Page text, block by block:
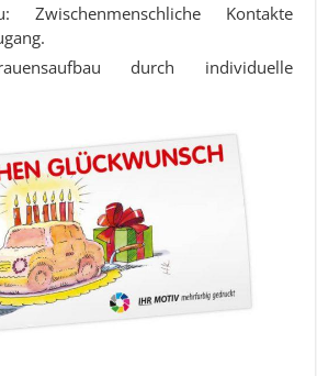
Zwischenmenschliche Kontakte
durch individuelle